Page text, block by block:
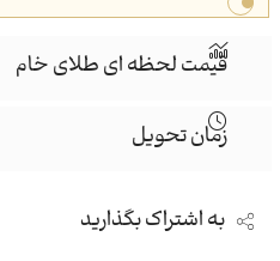
قیمت لحظه ای طلای خام
زمان تحویل
به اشتراک بگذارید